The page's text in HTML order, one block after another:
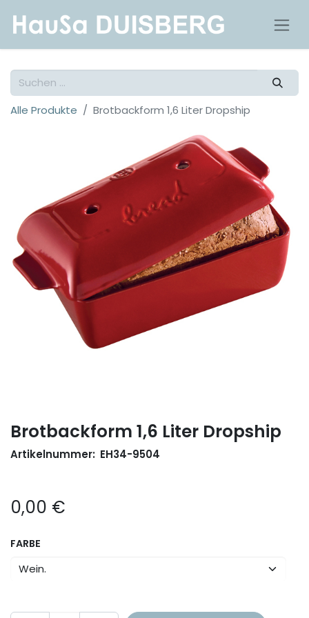
Alle Produkte Brotbackform 1,6 Liter Dropship
Brotbackform 1,6 Liter Dropship
Artikelnummer: EH34-9504
0,00 €
FARBE